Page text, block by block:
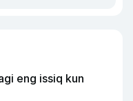
eng issiq kun